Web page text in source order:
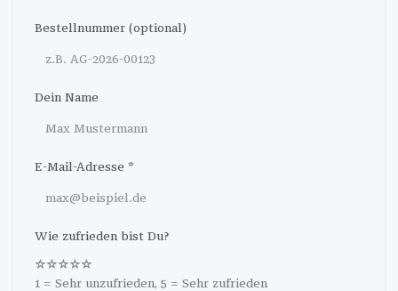
Bestellnummer (optional)
Dein Name
E-Mail-Adresse *
Wie zufrieden bist Du?
☆☆☆☆☆
1 = Sehr unzufrieden, 5 = Sehr zufrieden